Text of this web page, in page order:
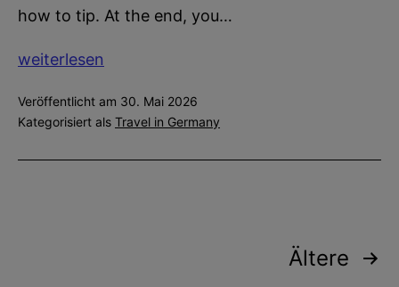
how to tip. At the end, you…
Tipping
Germany
weiterlesen
Veröffentlicht am 30. Mai 2026
Kategorisiert als Travel in Germany
Seitennummerierung
Ältere